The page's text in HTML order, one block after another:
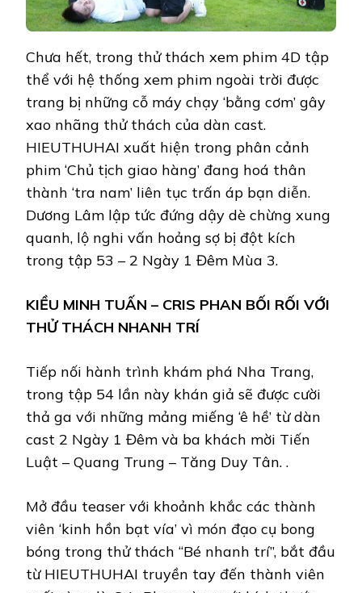
Chưa hết, trong thử thách xem phim 4D tập
thể với hệ thống xem phim ngoài trời được
trang bị những cỗ máy chạy ‘bằng cơm’ gây
xao nhãng thử thách của dàn cast.
HIEUTHUHAI xuất hiện trong phân cảnh
phim ‘Chủ tịch giao hàng’ đang hoá thân
thành ‘tra nam’ liên tục trấn áp bạn diễn.
Dương Lâm lập tức đứng dậy dè chừng xung
quanh, lộ nghi vấn hoảng sợ bị đột kích
trong tập 53 – 2 Ngày 1 Đêm Mùa 3.
KIỀU MINH TUẤN – CRIS PHAN BỐI RỐI VỚI
THỬ THÁCH NHANH TRÍ
Tiếp nối hành trình khám phá Nha Trang,
trong tập 54 lần này khán giả sẽ được cười
thả ga với những mảng miếng ‘ê hề’ từ dàn
cast 2 Ngày 1 Đêm và ba khách mời Tiến
Luật – Quang Trung – Tăng Duy Tân. .
Mở đầu teaser với khoảnh khắc các thành
viên ‘kinh hồn bạt vía’ vì món đạo cụ bong
bóng trong thử thách “Bé nhanh trí”, bắt đầu
từ HIEUTHUHAI truyền tay đến thành viên